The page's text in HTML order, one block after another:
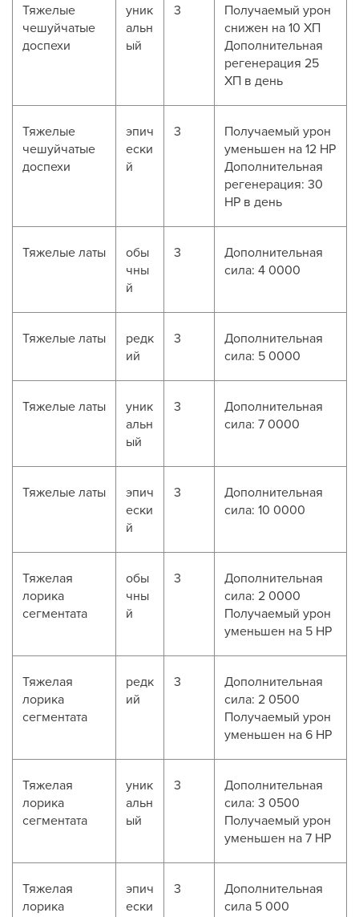
Тяжелые
чешуйчатые
доспехи
уник
альн
ый
3
Получаемый урон
снижен на 10 ХП
Дополнительная
регенерация 25
ХП в день
Тяжелые
чешуйчатые
доспехи
эпич
ески
й
3
Получаемый урон
уменьшен на 12 HP
Дополнительная
регенерация: 30
HP в день
Тяжелые латы
обы
чны
й
3
Дополнительная
сила: 4 0000
Тяжелые латы
редк
ий
3
Дополнительная
сила: 5 0000
Тяжелые латы
уник
альн
ый
3
Дополнительная
сила: 7 0000
Тяжелые латы
эпич
ески
й
3
Дополнительная
сила: 10 0000
Тяжелая
лорика
сегментата
обы
чны
й
3
Дополнительная
сила: 2 0000
Получаемый урон
уменьшен на 5 HP
Тяжелая
лорика
сегментата
редк
ий
3
Дополнительная
сила: 2 0500
Получаемый урон
уменьшен на 6 HP
Тяжелая
лорика
сегментата
уник
альн
ый
3
Дополнительная
сила: 3 0500
Получаемый урон
уменьшен на 7 HP
Тяжелая
лорика
эпич
ески
3
Дополнительная
сила 5 000